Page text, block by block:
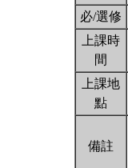
必/選修
上課時
間
上課地
點
備註